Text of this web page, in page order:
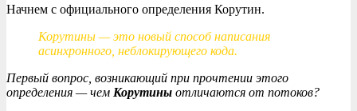
Начнем с официального определения Корутин.
Корутины — это новый способ написания
асинхронного, неблокирующего кода.
Первый вопрос, возникающий при прочтении этого
определения — чем Корутины отличаются от потоков?